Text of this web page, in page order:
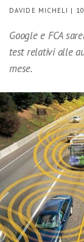
DAVIDE MICHELI |
Google e FCA
test relativi alle
mese.